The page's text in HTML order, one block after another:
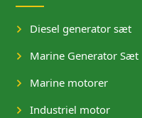
Diesel generator sæt
Marine Generator Sæt
Marine motorer
Industriel motor